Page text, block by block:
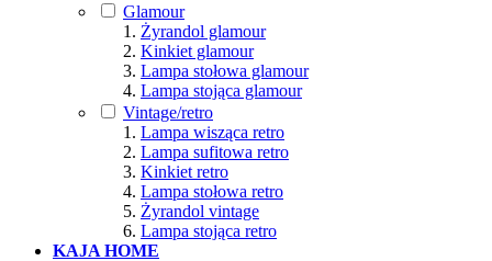
Glamour
Żyrandol glamour
Kinkiet glamour
Lampa stołowa glamour
Lampa stojąca glamour
Vintage/retro
Lampa wisząca retro
Lampa sufitowa retro
Kinkiet retro
Lampa stołowa retro
Żyrandol vintage
Lampa stojąca retro
KAJA HOME